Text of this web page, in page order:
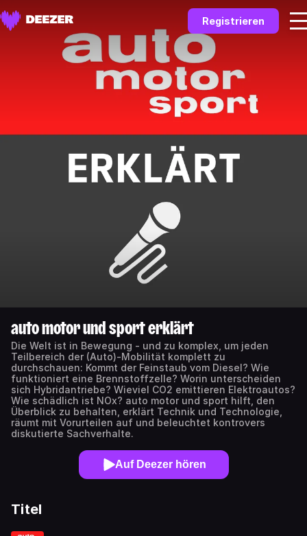
Registrieren
auto motor und sport erklärt
Die Welt ist in Bewegung - und zu komplex, um jeden
Teilbereich der (Auto)-Mobilität komplett zu
durchschauen: Kommt der Feinstaub vom Diesel? Wie
funktioniert eine Brennstoffzelle? Worin unterscheiden
sich Hybridantriebe? Wieviel CO2 emittieren Elektroautos?
Wie schädlich ist NOx? auto motor und sport hilft, den
Überblick zu behalten, erklärt Technik und Technologie,
räumt mit Vorurteilen auf und beleuchtet kontrovers
diskutierte Sachverhalte.
Auf Deezer hören
Titel